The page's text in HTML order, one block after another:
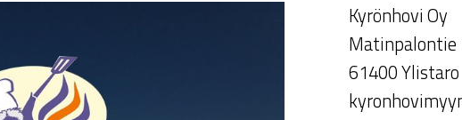
Kyrönhovi Oy
Matinpalontie
61400 Ylistaro